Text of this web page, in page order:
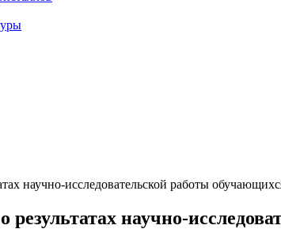
научно-исследовательской работы
научно-